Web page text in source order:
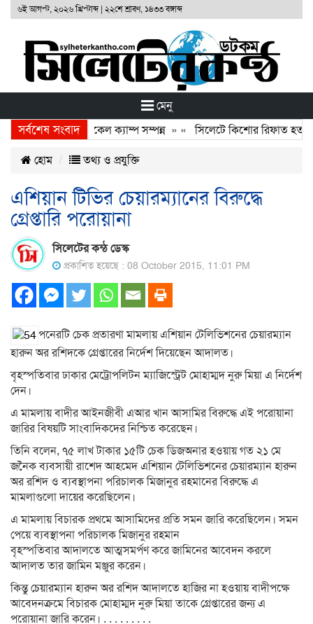
৬ই আগস্ট, ২০২৬ খ্রিস্টাব্দ| ২২শে শ্রাবণ, ১৪৩৩ বঙ্গাব্দ
মেনু
সর্বশেষ সংবাদ
ফাউণ্ডেশনের ফ্রি মেডিকেল ক্যাম্প সম্পন্ন» « সিলেটে কিশোর রিফাত
হোম তথ্য ও প্রযুক্তি
এশিয়ান টিভির চেয়ারম্যানের বিরুদ্ধে
গ্রেপ্তারি পরোয়ানা
সিলেটের কন্ঠ ডেস্ক
প্রকাশিত হয়েছে : 08 October 2015, 11:01 PM
পনেরটি চেক প্রতারণা মামলায় এশিয়ান টেলিভিশনের চেয়ারম্যান
হারুন অর রশিদকে গ্রেপ্তারের নির্দেশ দিয়েছেন আদালত।
বৃহস্পতিবার ঢাকার মেট্রোপলিটন ম্যাজিস্ট্রেট মোহাম্মদ নুরু মিয়া এ নির্দেশ
দেন।
এ মামলায় বাদীর আইনজীবী এআর খান আসামির বিরুদ্ধে এই পরোয়ানা
জারির বিষয়টি সাংবাদিকদের নিশ্চিত করেছেন।
তিনি বলেন, ৭৫ লাখ টাকার ১৫টি চেক ডিজঅনার হওয়ায় গত ২১ মে
জনৈক ব্যবসায়ী রাশেদ আহমেদ এশিয়ান টেলিভিশনের চেয়ারম্যান হারুন
অর রশিদ ও ব্যবস্থাপনা পরিচালক মিজানুর রহমানের বিরুদ্ধে এ
মামলাগুলো দায়ের করেছিলেন।
এ মামলায় বিচারক প্রথমে আসামিদের প্রতি সমন জারি করেছিলেন। সমন
পেয়ে ব্যবস্থাপনা পরিচালক মিজানুর রহমান
বৃহস্পতিবার আদালতে আত্মসমর্পণ করে জামিনের আবেদন করলে
আদালত তার জামিন মঞ্জুর করেন।
কিন্তু চেয়ারম্যান হারুন অর রশিদ আদালতে হাজির না হওয়ায় বাদীপক্ষে
আবেদনক্রমে বিচারক মোহাম্মদ নুরু মিয়া তাকে গ্রেপ্তারের জন্য এ
পরোয়ানা জারি করেন। . . . . . . . . .